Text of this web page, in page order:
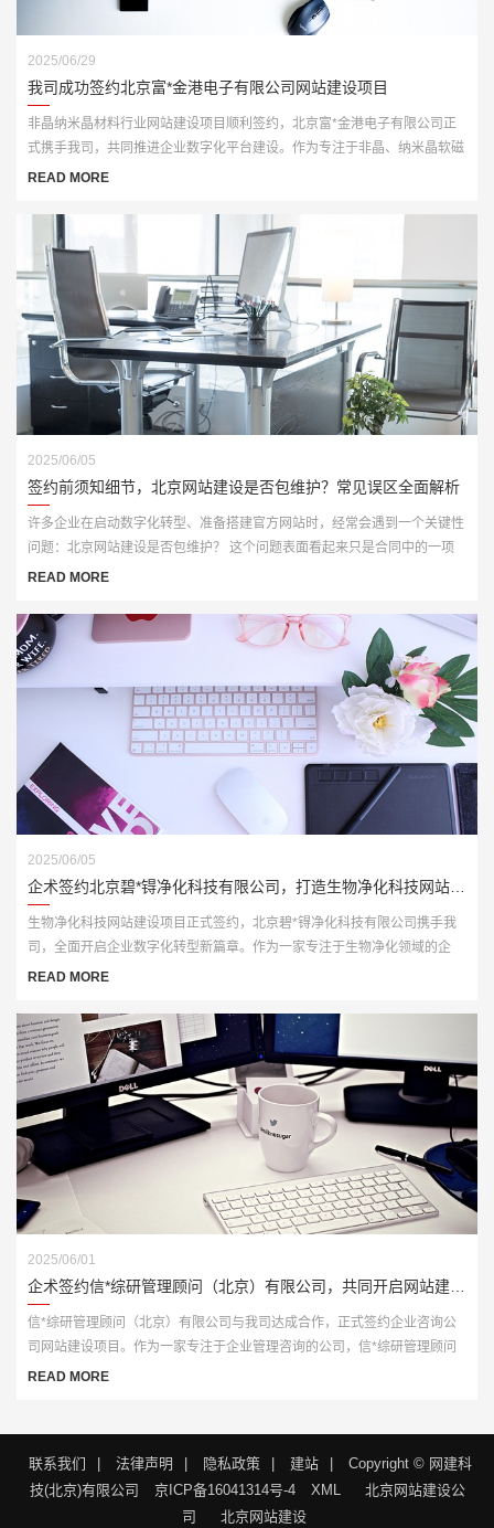
2025/06/29
我司成功签约北京富*金港电子有限公司网站建设项目
非晶纳米晶材料行业网站建设项目顺利签约，北京富*金港电子有限公司正
式携手我司，共同推进企业数字化平台建设。作为专注于非晶、纳米晶软磁
材料研发与制造的企业，北京富*金港电子有限公司希望通过此次网站建
知与专业形象。
READ MORE
2025/06/05
签约前须知细节，北京网站建设是否包维护？常见误区全面解析
许多企业在启动数字化转型、准备搭建官方网站时，经常会遇到一个关键性
问题：北京网站建设是否包维护？ 这个问题表面看起来只是合同中的一项
条款，实则关系到后期网站运行的稳定性、内容更新的及时性和技术支持的
正常运行，很大程度上取决于建站服务商提供的后续维护服务是否全面到
位。
READ MORE
2025/06/05
生物净化科技网站建设项目正式签约，北京碧*锝净化科技有限公司携手我
司，全面开启企业数字化转型新篇章。作为一家专注于生物净化领域的企
业，北京碧*奥锝净化科技有限公司希望通过此次网站建设，全面展示其在
READ MORE
2025/06/01
信*综研管理顾问（北京）有限公司与我司达成合作，正式签约企业咨询公
司网站建设项目。作为一家专注于企业管理咨询的公司，信*综研管理顾问
（北京）有限公司希望通过此次网站建设项目，进一步提升品牌形象，展示
READ MORE
联系我们 法律声明 隐私政策 建站
Copyright © 网建科
技(北京)有限公司
京ICP备16041314号-4 XML
北京网站建设公
司
北京网站建设